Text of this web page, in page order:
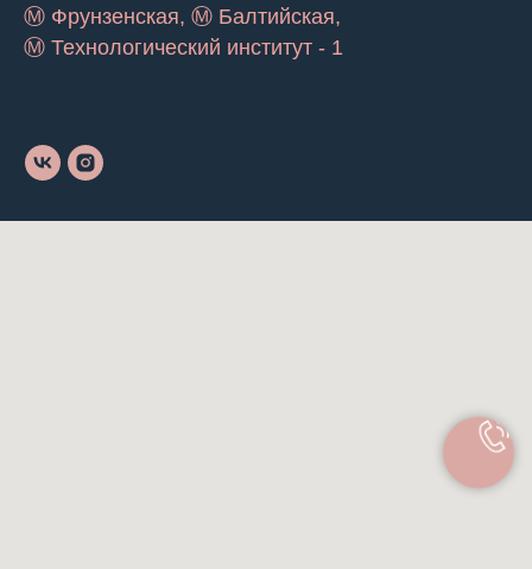
Ⓜ Фрунзенская, Ⓜ Балтийская,
Ⓜ Технологический институт - 1